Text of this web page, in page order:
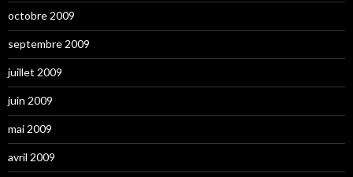
octobre 2009
septembre 2009
juillet 2009
juin 2009
mai 2009
avril 2009